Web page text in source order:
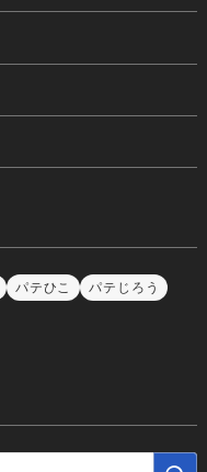
パテひこ
パテじろう